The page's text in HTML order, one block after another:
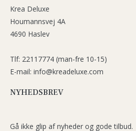
Krea Deluxe
Houmannsvej 4A
4690 Haslev
Tlf: 22117774 (man-fre 10-15)
E-mail: info@kreadeluxe.com
NYHEDSBREV
Gå ikke glip af nyheder og gode tilbud.